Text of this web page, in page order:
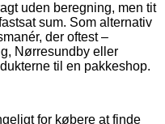
uden beregning, men tit
sum. Som alternativ
der oftest –
Nørresundby eller
til en pakkeshop.
for købere at finde